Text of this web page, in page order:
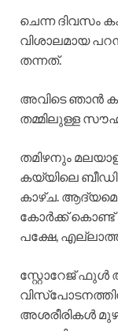
ചെന്ന ദിവസം
വിശാലമായ
തന്നത്.
അവിടെ ഞാൻ
തമ്മിലുള്ള
തമിഴനും
കയ്യിലെ ബീഡി
കാഴ്ച.
കോർക്ക് കൊണ്ട്
പക്ഷേ,
സ്റ്റോറേജ്
അശരീരികൾ